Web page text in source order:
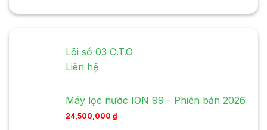
Lõi số 03 C.T.O
Liên hệ
Máy lọc nước ION 99 - Phiên bản 2026
24,500,000 ₫